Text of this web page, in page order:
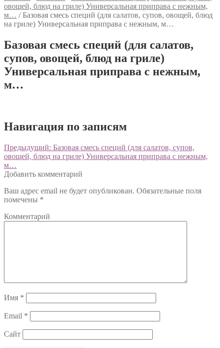
овощей, блюд на гриле) Универсальная приправа с нежным,
м… /Базовая смесь специй (для салатов, супов, овощей, блюд
на гриле) Универсальная приправа с нежным, м…
Базовая смесь специй (для салатов,
супов, овощей, блюд на гриле)
Универсальная приправа с нежным,
м…
Навигация по записям
Предыдущий: Базовая смесь специй (для салатов, супов,
овощей, блюд на гриле) Универсальная приправа с нежным,
м…
Добавить комментарий
Ваш адрес email не будет опубликован. Обязательные поля
помечены *
Комментарий
Имя *
Email *
Сайт